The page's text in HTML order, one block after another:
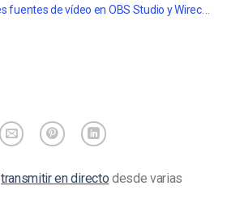
Configuración de múltiples fuentes de vídeo en OBS Studio y Wirecast
transmitir en directo desde varias